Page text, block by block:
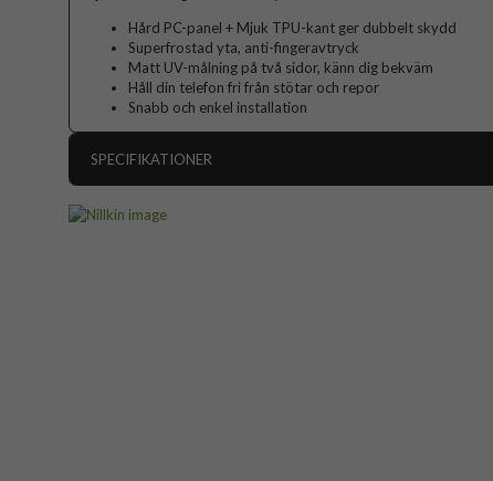
Hård PC-panel + Mjuk TPU-kant ger dubbelt skydd
Superfrostad yta, anti-fingeravtryck
Matt UV-målning på två sidor, känn dig bekväm
Håll din telefon fri från stötar och repor
Snabb och enkel installation
SPECIFIKATIONER